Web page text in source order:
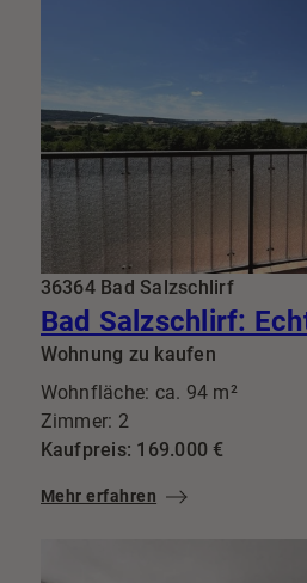
36364 Bad Salzschlirf
Wohnung zu kaufen
Wohnfläche: ca. 94 m²
Zimmer: 2
Kaufpreis: 169.000 €
Mehr erfahren